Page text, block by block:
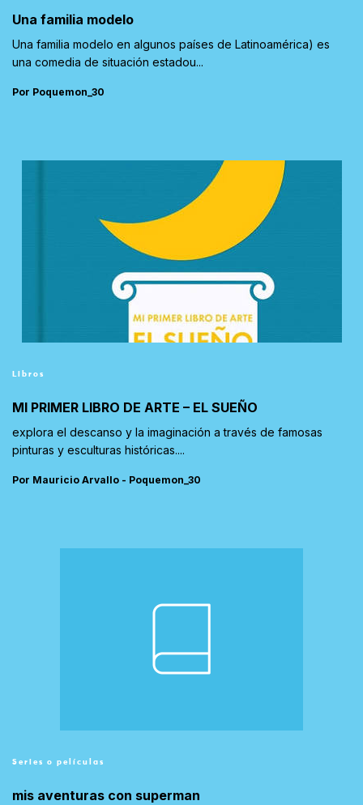
Una familia modelo
Una familia modelo en algunos países de Latinoamérica) es
una comedia de situación estadou...
Por Poquemon_30
Libros
MI PRIMER LIBRO DE ARTE – EL SUEÑO
explora el descanso y la imaginación a través de famosas
pinturas y esculturas históricas....
Por Mauricio Arvallo - Poquemon_30
Series o películas
mis aventuras con superman